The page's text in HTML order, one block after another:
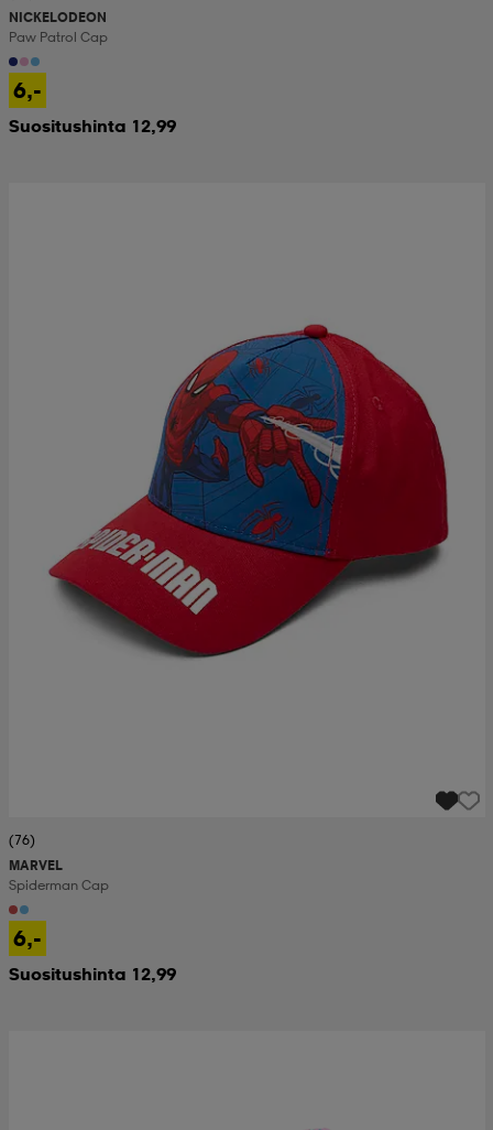
NICKELODEON
Paw Patrol Cap
6,-
Suositushinta 12,99
(76)
MARVEL
Spiderman Cap
6,-
Suositushinta 12,99